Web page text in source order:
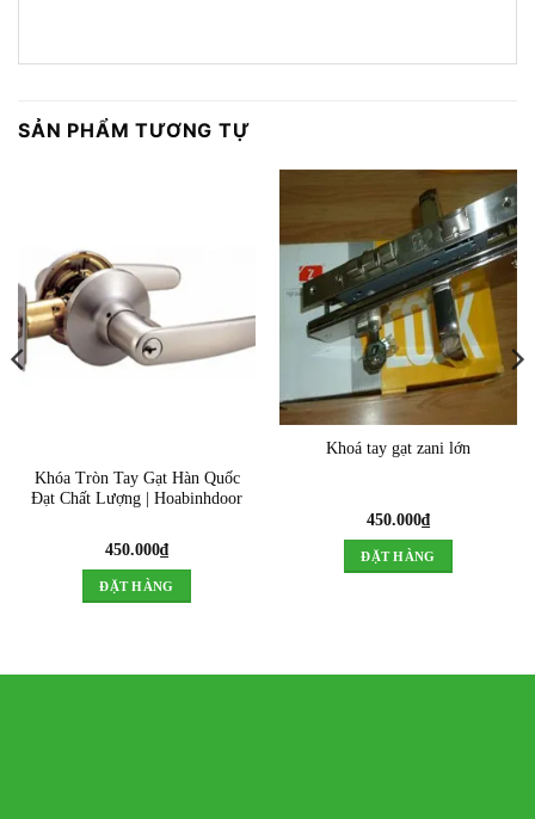
SẢN PHẨM TƯƠNG TỰ
Khóa Tròn Tay Gạt Hàn Quốc
Đạt Chất Lượng | Hoabinhdoor
450.000₫
ĐẶT HÀNG
Khoá tay gạt zani lớn
450.000₫
ĐẶT HÀNG